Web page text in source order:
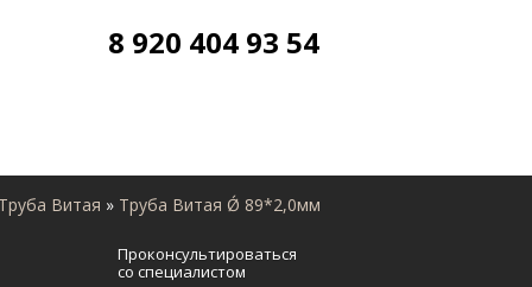
8 920 404 93 54
Витая » Труба Витая Ǿ 89*2,0мм
Проконсультироваться
со специалистом